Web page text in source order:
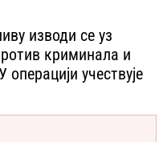
изводи се уз
криминала и
учествује